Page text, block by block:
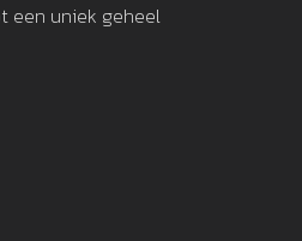
een uniek geheel